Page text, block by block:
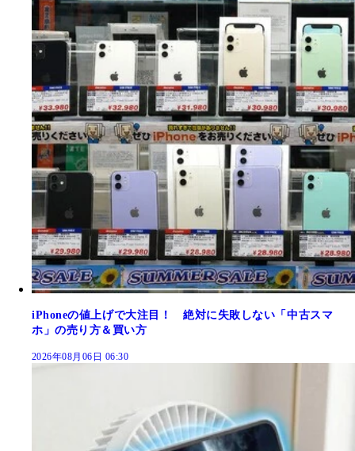
iPhoneの値上げで大注目！ 絶対に失敗しない「中古スマ
ホ」の売り方＆買い方
2026年08月06日 06:30